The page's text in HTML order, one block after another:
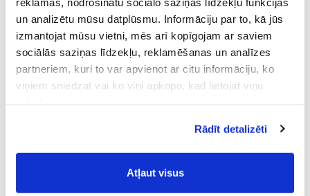
un analizētu mūsu datplūsmu. Informāciju par to, kā jūs
izmantojat mūsu vietni, mēs arī kopīgojam ar saviem
sociālās saziņas līdzekļu, reklamēšanas un analīzes
partneriem, kuri to var apvienot ar citu informāciju, ko
viņiem sniedzat vai ko viņi apkopo, kad lietojat viņu
Vispārīgiem vietnes lietošanas
noteikumiem(saīsināti - VVLN).
Rādīt detalizēti
Atļaut visus